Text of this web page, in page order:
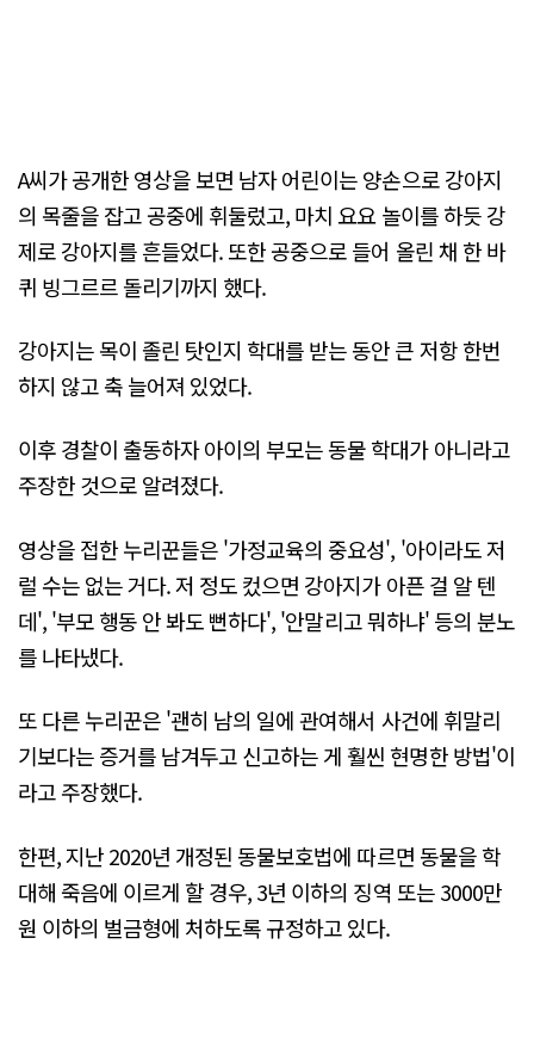
A씨가 공개한 영상을 보면 남자 어린이는 양손으로 강아지
의 목줄을 잡고 공중에 휘둘렀고, 마치 요요 놀이를 하듯 강
제로 강아지를 흔들었다. 또한 공중으로 들어 올린 채 한 바
퀴 빙그르르 돌리기까지 했다.
강아지는 목이 졸린 탓인지 학대를 받는 동안 큰 저항 한번
하지 않고 축 늘어져 있었다.
이후 경찰이 출동하자 아이의 부모는 동물 학대가 아니라고
주장한 것으로 알려졌다.
영상을 접한 누리꾼들은 '가정교육의 중요성', '아이라도 저
럴 수는 없는 거다. 저 정도 컸으면 강아지가 아픈 걸 알 텐
데', '부모 행동 안 봐도 뻔하다', '안말리고 뭐하냐' 등의 분노
를 나타냈다.
또 다른 누리꾼은 '괜히 남의 일에 관여해서 사건에 휘말리
기보다는 증거를 남겨두고 신고하는 게 훨씬 현명한 방법'이
라고 주장했다.
한편, 지난 2020년 개정된 동물보호법에 따르면 동물을 학
대해 죽음에 이르게 할 경우, 3년 이하의 징역 또는 3000만
원 이하의 벌금형에 처하도록 규정하고 있다.